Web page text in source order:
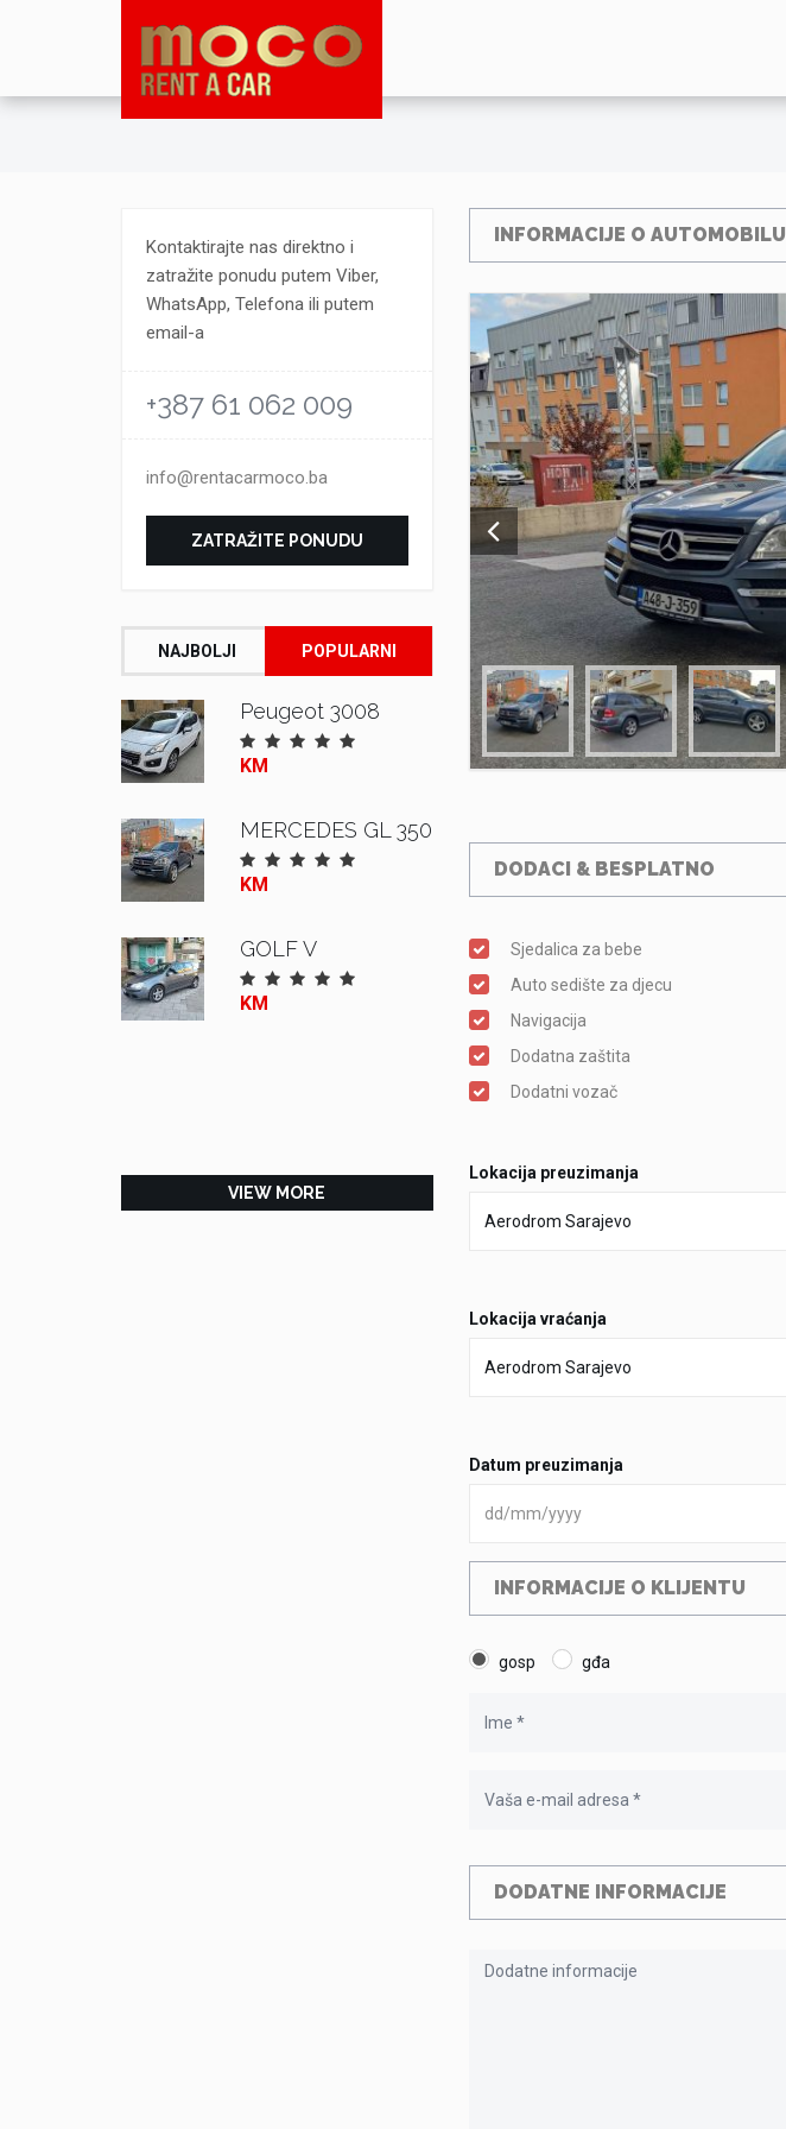
Kontaktirajte nas direktno i
zatražite ponudu putem Viber,
WhatsApp, Telefona ili putem
email-a
+387 61 062 009
info@rentacarmoco.ba
ZATRAŽITE PONUDU
NAJBOLJI POPULARNI
Peugeot 3008
KM
MERCEDES GL 350
KM
GOLF V
KM
VIEW MORE
INFORMACIJE O AUTOMOBILU
DODACI & BESPLATNO
Sjedalica za bebe
Auto sedište za djecu
Navigacija
Dodatna zaštita
Dodatni vozač
Lokacija preuzimanja
Lokacija vraćanja
Datum preuzimanja
INFORMACIJE O KLIJENTU
gosp gđa
DODATNE INFORMACIJE